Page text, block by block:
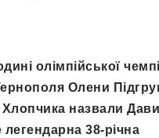
олімпійської
Олени
назвали
38-річна